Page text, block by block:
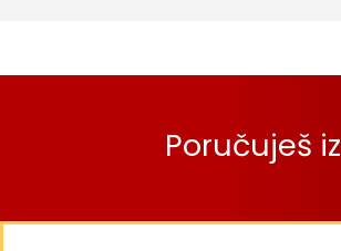
Poručuješ iz